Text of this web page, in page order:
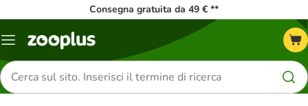
Consegna gratuita da 49 € **
Overview
Cerca
prodotti